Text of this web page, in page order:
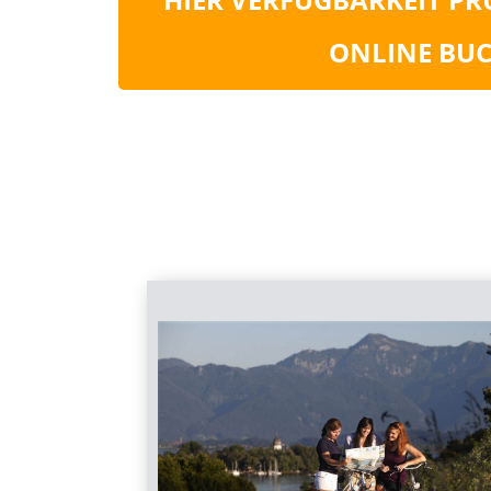
ONLINE